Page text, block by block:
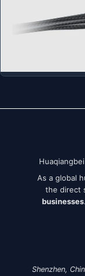
As a global
the direct
businesses
Shenzhen,